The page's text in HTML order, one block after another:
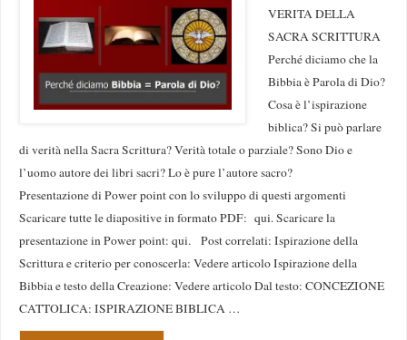
VERITA DELLA
SACRA SCRITTURA
Perché diciamo che la
Bibbia è Parola di Dio?
Cosa è l’ispirazione
biblica? Si può parlare
di verità nella Sacra Scrittura? Verità totale o parziale? Sono Dio e
l’uomo autore dei libri sacri? Lo è pure l’autore sacro?
Presentazione di Power point con lo sviluppo di questi argomenti
Scaricare tutte le diapositive in formato PDF: qui. Scaricare la
presentazione in Power point: qui. Post correlati: Ispirazione della
Scrittura e criterio per conoscerla: Vedere articolo Ispirazione della
Bibbia e testo della Creazione: Vedere articolo Dal testo: CONCEZIONE
CATTOLICA: ISPIRAZIONE BIBLICA …